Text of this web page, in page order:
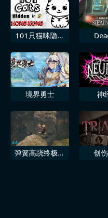
101只猫咪隐藏
境界勇士 神
弹簧高跷终极挑
创